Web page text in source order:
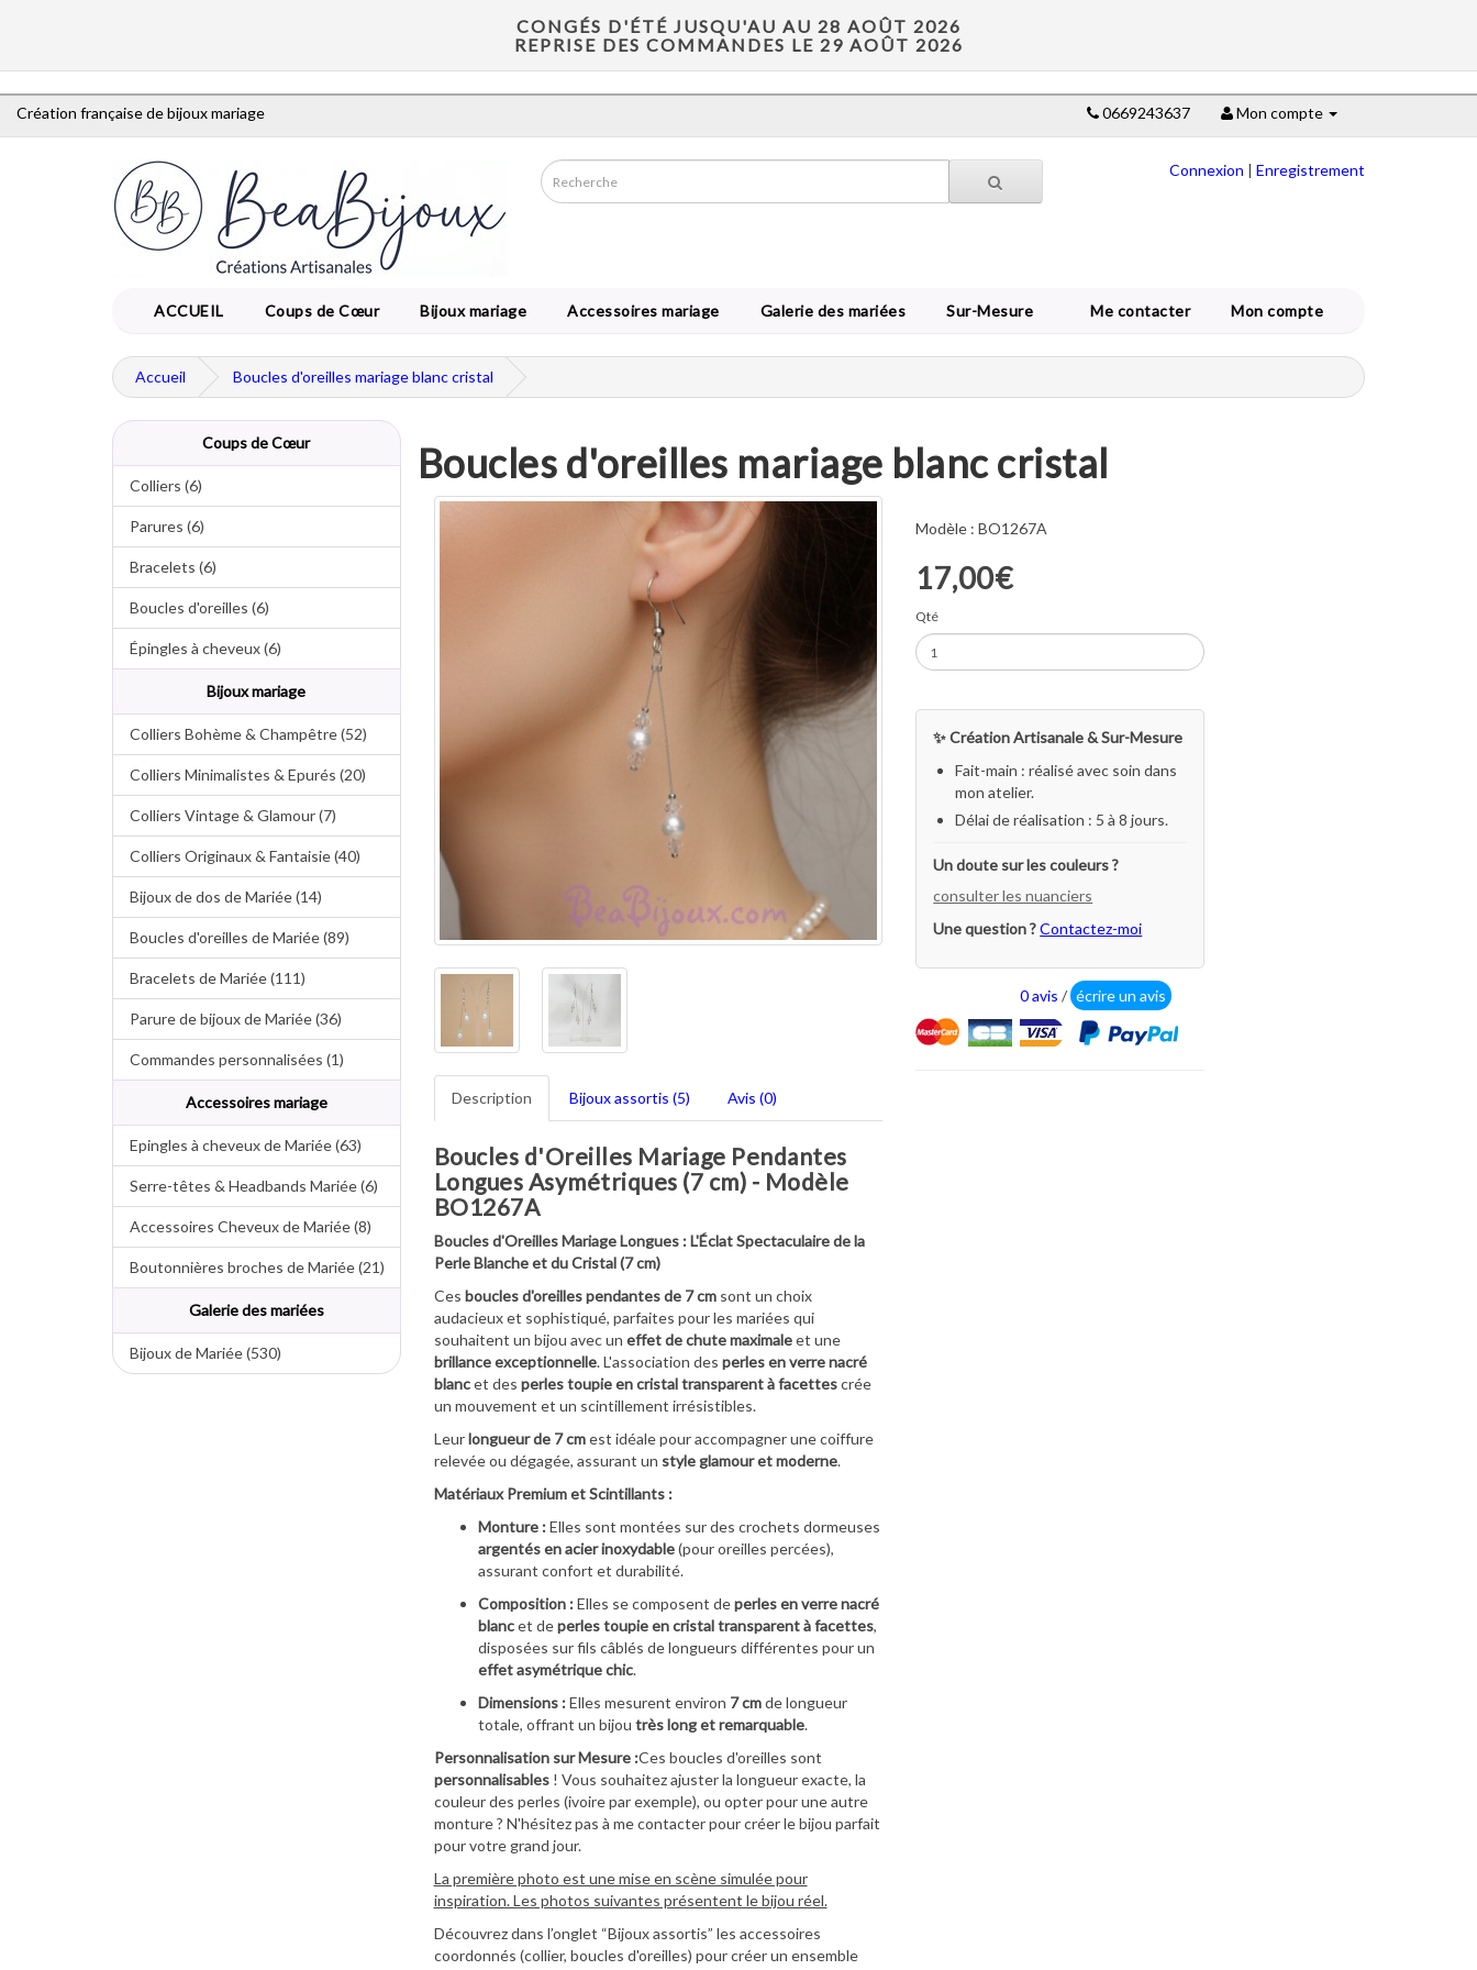
CONGÉS D'ÉTÉ JUSQU'AU AU 28 AOÛT 2026
REPRISE DES COMMANDES LE 29 AOÛT 2026
Création française de bijoux mariage 0669243637 Mon compte
Connexion | Enregistrement
ACCUEIL Coups de Cœur Bijoux mariage Accessoires mariage Galerie des mariées Sur-Mesure Me contacter Mon compte
Accueil Boucles d'oreilles mariage blanc cristal
Coups de Cœur
Colliers (6)
Parures (6)
Bracelets (6)
Boucles d'oreilles (6)
Épingles à cheveux (6)
Bijoux mariage
Colliers Bohème & Champêtre (52)
Colliers Minimalistes & Epurés (20)
Colliers Vintage & Glamour (7)
Colliers Originaux & Fantaisie (40)
Bijoux de dos de Mariée (14)
Boucles d'oreilles de Mariée (89)
Bracelets de Mariée (111)
Parure de bijoux de Mariée (36)
Commandes personnalisées (1)
Accessoires mariage
Epingles à cheveux de Mariée (63)
Serre-têtes & Headbands Mariée (6)
Accessoires Cheveux de Mariée (8)
Boutonnières broches de Mariée (21)
Galerie des mariées
Bijoux de Mariée (530)
Boucles d'oreilles mariage blanc cristal
Description Bijoux assortis (5) Avis (0)
Boucles d'Oreilles Mariage Pendantes
Longues Asymétriques (7 cm) - Modèle
BO1267A
Boucles d'Oreilles Mariage Longues : L'Éclat Spectaculaire de la
Perle Blanche et du Cristal (7 cm)
Ces boucles d'oreilles pendantes de 7 cmsont un choix
audacieux et sophistiqué, parfaites pour les mariées qui
souhaitent un bijou avec un effet de chute maximaleet une
brillance exceptionnelle. L'association des perles en verre nacré
blancet des perles toupie en cristal transparent à facettescrée
un mouvement et un scintillement irrésistibles.
Leurlongueur de 7 cmest idéale pour accompagner une coiffure
relevée ou dégagée, assurant un style glamour et moderne.
Matériaux Premium et Scintillants :
Monture :Elles sont montées sur des crochets dormeuses
argentés en acier inoxydable(pour oreilles percées),
assurant confort et durabilité.
Composition :Elles se composent deperles en verre nacré
blancet deperles toupie en cristal transparent à facettes,
disposées sur fils câblés de longueurs différentes pour un
effet asymétrique chic.
Dimensions :Elles mesurent environ 7 cmde longueur
totale, offrant un bijou très long et remarquable.
Personnalisation sur Mesure :Ces boucles d'oreilles sont
personnalisables! Vous souhaitez ajuster la longueur exacte, la
couleur des perles (ivoire par exemple), ou opter pour une autre
monture ? N'hésitez pas à me contacter pour créer le bijou parfait
pour votre grand jour.
La première photo est une mise en scène simulée pour
inspiration. Les photos suivantes présentent le bijou réel.
Découvrez dans l’onglet “Bijoux assortis” les accessoires
coordonnés (collier, boucles d'oreilles) pour créer un ensemble
Modèle : BO1267A
17,00€
Qté
✨ Création Artisanale & Sur-Mesure
Fait-main : réalisé avec soin dans
mon atelier.
Délai de réalisation : 5 à 8 jours.
Un doute sur les couleurs ?
consulter les nuanciers
Une question ?Contactez-moi
0 avis / écrire un avis